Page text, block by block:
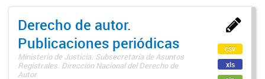
Derecho de autor.
Publicaciones periódicas
Ministerio de Justicia. Subsecretaría de Asuntos
Registrales. Dirección Nacional del Derecho de
Autor
csv
xls